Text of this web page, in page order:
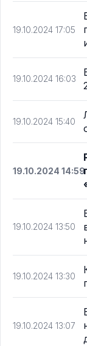
19.10.2024 17:05
19.10.2024 16:03
19.10.2024 15:40
19.10.2024 14:59
19.10.2024 13:50
19.10.2024 13:30
19.10.2024 13:07